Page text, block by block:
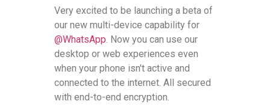
Very excited to be launching a beta of
our new multi-device capability for
@WhatsApp. Now you can use our
desktop or web experiences even
when your phone isn't active and
connected to the internet. All secured
with end-to-end encryption.